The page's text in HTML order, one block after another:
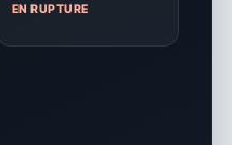
EN RUPTURE